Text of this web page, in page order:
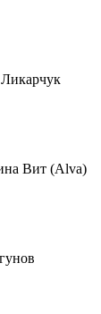
Вит (Alva)